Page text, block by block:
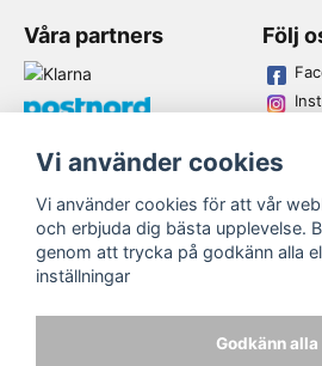
Våra partners Följ
© Copyright
Vi använder cookies
Vi använder cookies för att vår
och erbjuda dig bästa upplevelse.
genom att trycka på godkänn alla
inställningar
Godkänn alla